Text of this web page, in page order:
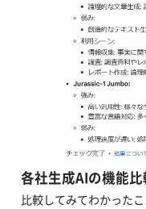
各社生成AIの機能比
比較してみてわかった